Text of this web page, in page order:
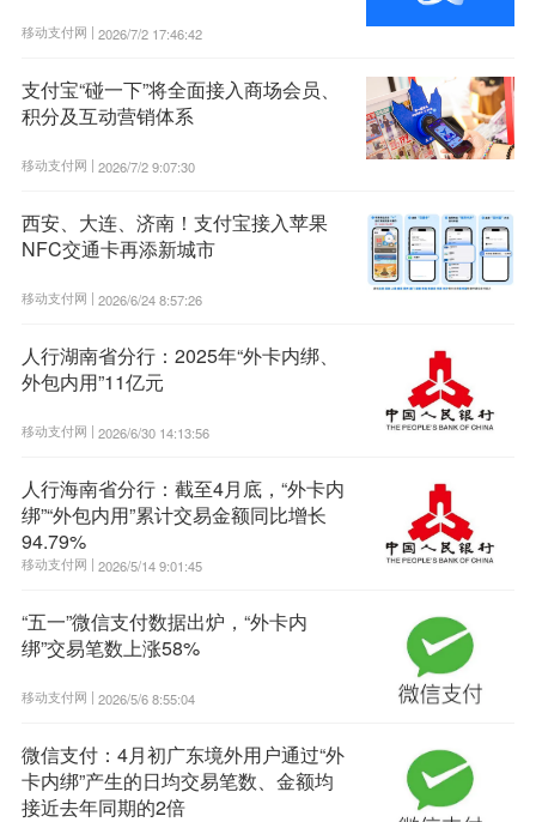
移动支付网 | 2026/7/2 17:46:42
支付宝“碰一下”将全面接入商场会员、
积分及互动营销体系
移动支付网 | 2026/7/2 9:07:30
西安、大连、济南！支付宝接入苹果
NFC交通卡再添新城市
移动支付网 | 2026/6/24 8:57:26
人行湖南省分行：2025年“外卡内绑、
外包内用”11亿元
移动支付网 | 2026/6/30 14:13:56
人行海南省分行：截至4月底，“外卡内
绑”“外包内用”累计交易金额同比增长
94.79%
移动支付网 | 2026/5/14 9:01:45
“五一”微信支付数据出炉，“外卡内
绑”交易笔数上涨58%
移动支付网 | 2026/5/6 8:55:04
微信支付：4月初广东境外用户通过“外
卡内绑”产生的日均交易笔数、金额均
接近去年同期的2倍